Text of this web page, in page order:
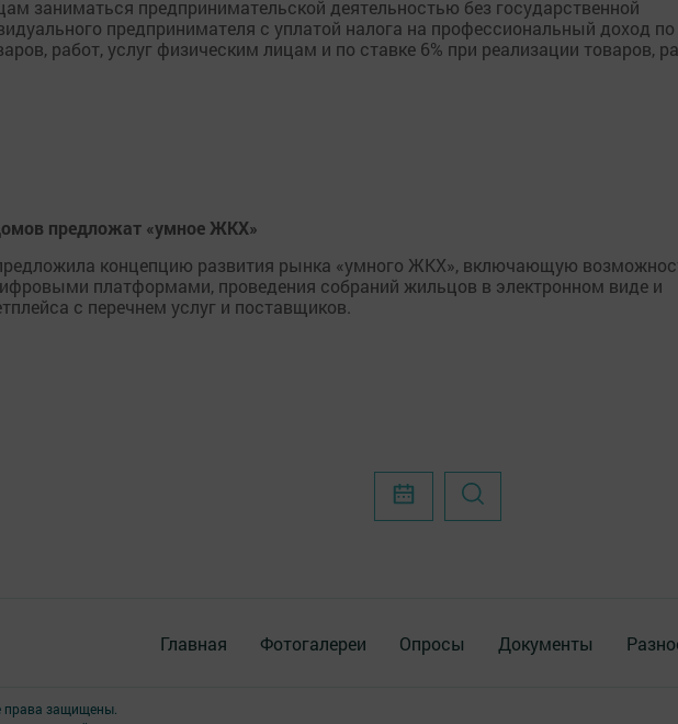
заниматься предпринимательской деятельностью без государственной
предпринимателя с уплатой налога на профессиональный доход по
работ, услуг физическим лицам и по ставке 6% при реализации товаров,
предложат «умное ЖКХ»
концепцию развития рынка «умного ЖКХ», включающую
платформами, проведения собраний жильцов в электронном виде и
с перечнем услуг и поставщиков.
Главная Фотогалереи Опросы Документы
права защищены.